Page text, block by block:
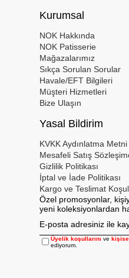
Kurumsal
NOK Hakkında
NOK Patisserie
Mağazalarımız
Sıkça Sorulan Sorular
Havale/EFT Bilgileri
Müşteri Hizmetleri
Bize Ulaşın
Yasal Bildirim
KVKK Aydınlatma Metni
Mesafeli Satış
Gizlilik Politikası
İptal ve İade Politikası
Kargo ve Teslimat
Özel promosyonlar,
yeni koleksiyonlardan
Üyelik koşullarını ve
ediyorum.